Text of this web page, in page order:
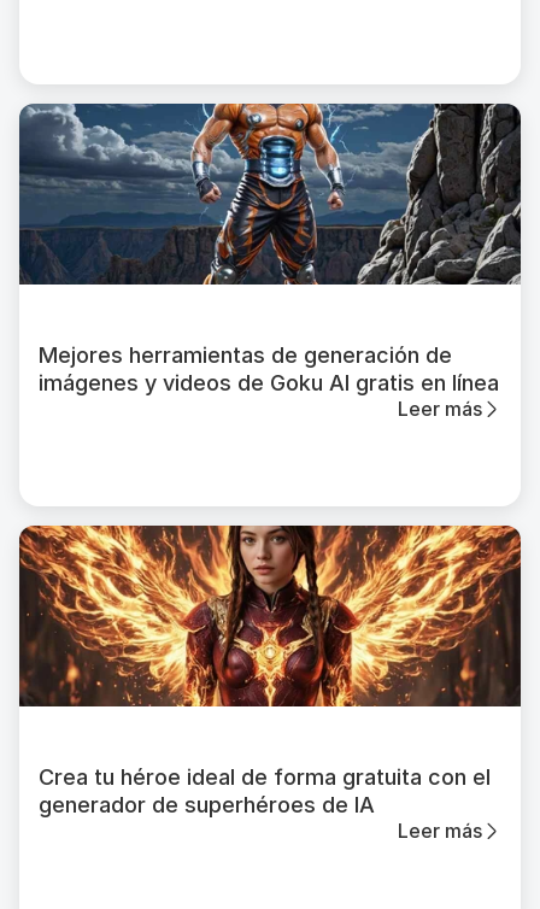
Mejores herramientas de generación de
imágenes y videos de Goku AI gratis en línea
Leer más
Crea tu héroe ideal de forma gratuita con el
generador de superhéroes de IA
Leer más